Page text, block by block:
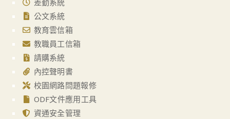
差勤系統
公文系統
教育雲信箱
教職員工信箱
請購系統
內控聲明書
校園網路問題報修
ODF文件應用工具
資通安全管理